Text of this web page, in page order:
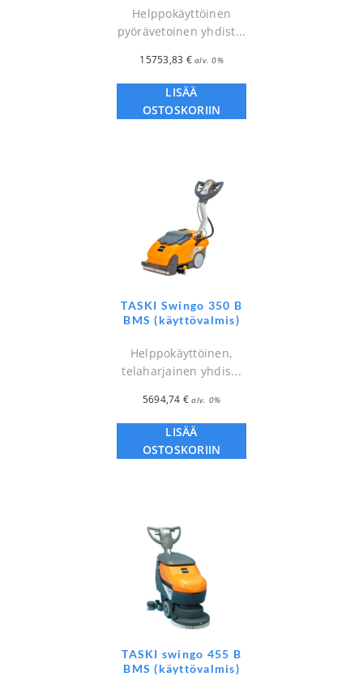
Helppokäyttöinen
pyörävetoinen yhdist...
15753,83 € alv. 0%
LISÄÄ
OSTOSKORIIN
TASKI Swingo 350 B
BMS (käyttövalmis)
Helppokäyttöinen,
telaharjainen yhdis...
5694,74 € alv. 0%
LISÄÄ
OSTOSKORIIN
TASKI swingo 455 B
BMS (käyttövalmis)